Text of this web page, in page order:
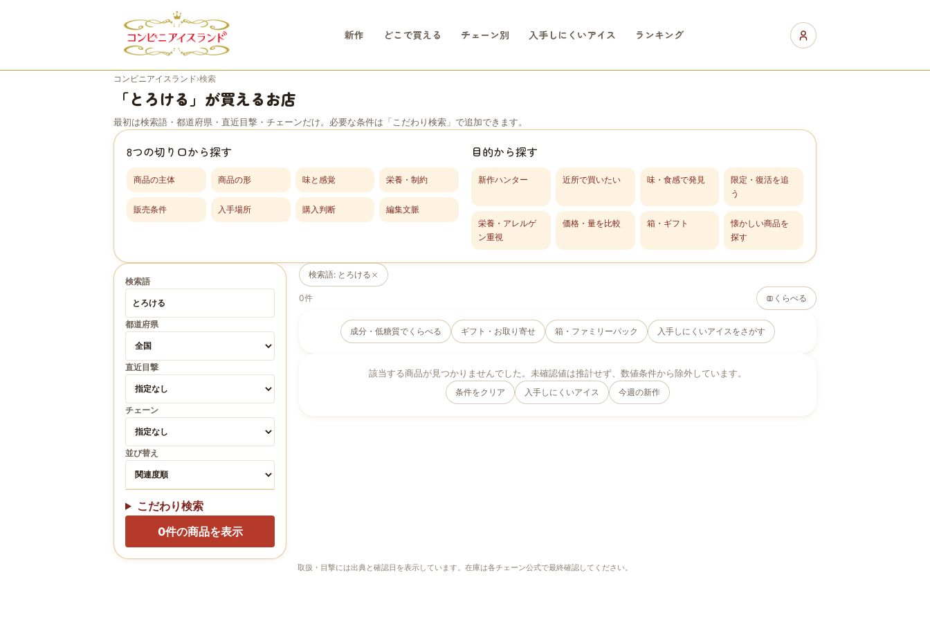
新作 どこで買える チェーン別 入手しにくいアイス ランキング
コンビニアイスランド›検索
「とろける」が買えるお店
最初は検索語・都道府県・直近目撃・チェーンだけ。必要な条件は「こだわり検索」で追加できます。
8つの切り口から探す
商品の主体 商品の形 味と感覚 栄養・制約
販売条件 入手場所 購入判断 編集文脈
目的から探す
新作ハンター 近所で買いたい 味・食感で発見
限定・復活を追
う
栄養・アレルゲ
ン重視
価格・量を比較 箱・ギフト
懐かしい商品を
探す
検索語
都道府県
直近目撃
チェーン
並び替え
こだわり検索
0件の商品を表示
検索語: とろける
0件 くらべる
成分・低糖質でくらべる ギフト・お取り寄せ 箱・ファミリーパック 入手しにくいアイスをさがす
該当する商品が見つかりませんでした。未確認値は推計せず、数値条件から除外しています。
条件をクリア 入手しにくいアイス 今週の新作
取扱・目撃には出典と確認日を表示しています。在庫は各チェーン公式で最終確認してください。